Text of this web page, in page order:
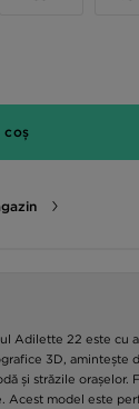
coș
Adilette 22 este cu
3D, amintește
și străzile orașelor.
Acest model este